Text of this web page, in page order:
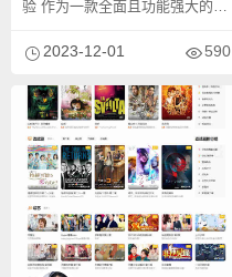
验 作为一款全面且功能强大的内
2023-12-01 590